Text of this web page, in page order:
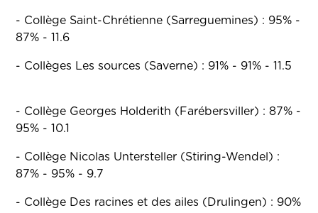
- Collège Saint-Chrétienne (Sarreguemines) : 95% -
87% - 11.6
- Collèges Les sources (Saverne) : 91% - 91% - 11.5
- Collège Georges Holderith (Farébersviller) : 87% -
95% - 10.1
- Collège Nicolas Untersteller (Stiring-Wendel) :
87% - 95% - 9.7
- Collège Des racines et des ailes (Drulingen) : 90%